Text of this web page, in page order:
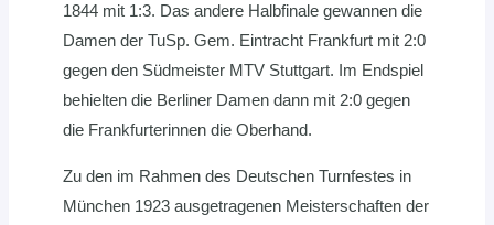
1844 mit 1:3. Das andere Halbfinale gewannen die
Damen der TuSp. Gem. Eintracht Frankfurt mit 2:0
gegen den Südmeister MTV Stuttgart. Im Endspiel
behielten die Berliner Damen dann mit 2:0 gegen
die Frankfurterinnen die Oberhand.
Zu den im Rahmen des Deutschen Turnfestes in
München 1923 ausgetragenen Meisterschaften der